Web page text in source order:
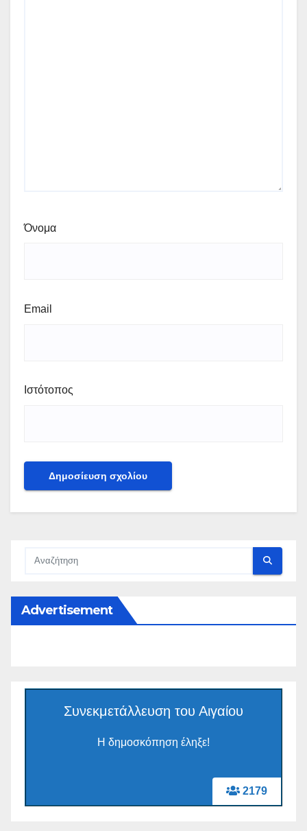
Όνομα
Email
Ιστότοπος
Advertisement
2179
Συνεκμετάλλευση του Αιγαίου
Η δημοσκόπηση έληξε!